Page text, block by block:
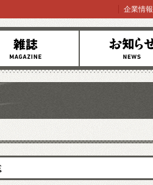
お知らせ
企業情報